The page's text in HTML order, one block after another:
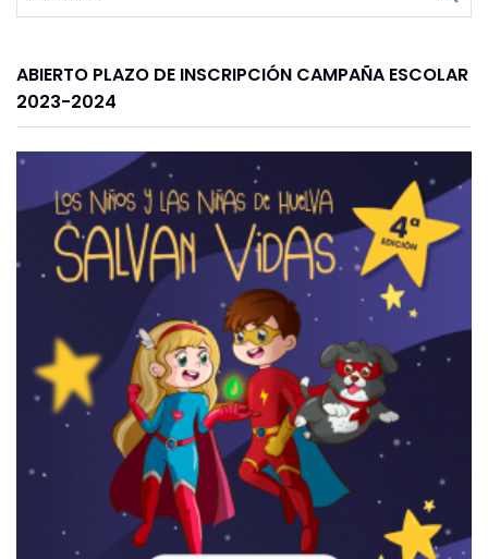
ABIERTO PLAZO DE INSCRIPCIÓN CAMPAÑA ESCOLAR
2023-2024